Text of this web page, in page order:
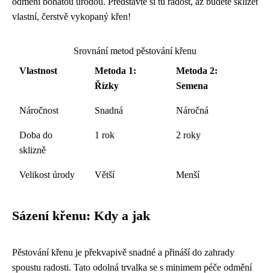
vlastní, čerstvě vykopaný křen!
Srovnání metod pěstování křenu
Vlastnost
Metoda 1:
Řízky
Metoda 2:
Semena
Náročnost Snadná Náročná
Doba do
sklizně
1 rok 2 roky
Velikost úrody Větší Menší
Sázení křenu: Kdy a jak
Pěstování křenu je překvapivě snadné a přináší do zahrady
spoustu radosti. Tato odolná trvalka se s minimem péče odmění